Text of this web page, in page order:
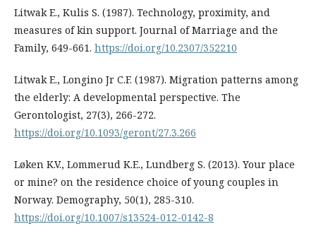
Litwak E., Kulis S. (1987). Technology, proximity, and
measures of kin support. Journal of Marriage and the
Family, 649-661. https://doi.org/10.2307/352210
Litwak E., Longino Jr C.F. (1987). Migration patterns among
the elderly: A developmental perspective. The
Gerontologist, 27(3), 266-272.
https://doi.org/10.1093/geront/27.3.266
Løken K.V., Lommerud K.E., Lundberg S. (2013). Your place
or mine? on the residence choice of young couples in
Norway. Demography, 50(1), 285-310.
https://doi.org/10.1007/s13524-012-0142-8